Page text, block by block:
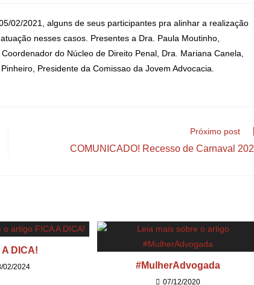
02/2021, alguns de seus participantes pra alinhar a realização
nesses casos. Presentes a Dra. Paula Moutinho,
do Núcleo de Direito Penal, Dra. Mariana Canela,
Presidente da Comissao da Jovem Advocacia.
Próximo post
COMUNICADO! Recesso de Carnaval
A DICA!
02/2024 #MulherAdvogada
07/12/2020